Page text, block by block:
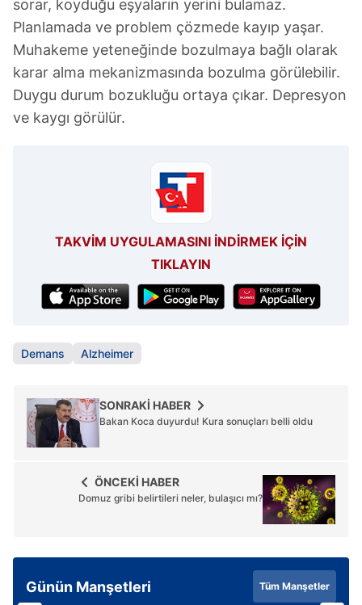
sorar, koyduğu eşyaların yerini bulamaz.
Planlamada ve problem çözmede kayıp yaşar.
Muhakeme yeteneğinde bozulmaya bağlı olarak
karar alma mekanizmasında bozulma görülebilir.
Duygu durum bozukluğu ortaya çıkar. Depresyon
ve kaygı görülür.
TAKVİM UYGULAMASINI İNDİRMEK İÇİN
TIKLAYIN
Demans Alzheimer
SONRAKİ HABER
Bakan Koca duyurdu! Kura sonuçları belli oldu
ÖNCEKİ HABER
Domuz gribi belirtileri neler, bulaşıcı mı?
Günün Manşetleri Tüm Manşetler